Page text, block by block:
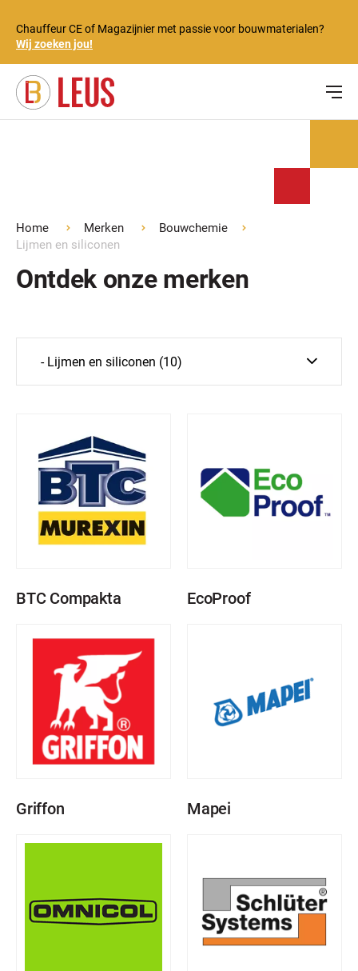
Chauffeur CE of Magazijnier met passie voor bouwmaterialen?
Wij zoeken jou!
Home Merken
Bouwchemie
Lijmen en siliconen
Ontdek onze merken
- Lijmen en siliconen (10)
BTC Compakta EcoProof
Griffon Mapei